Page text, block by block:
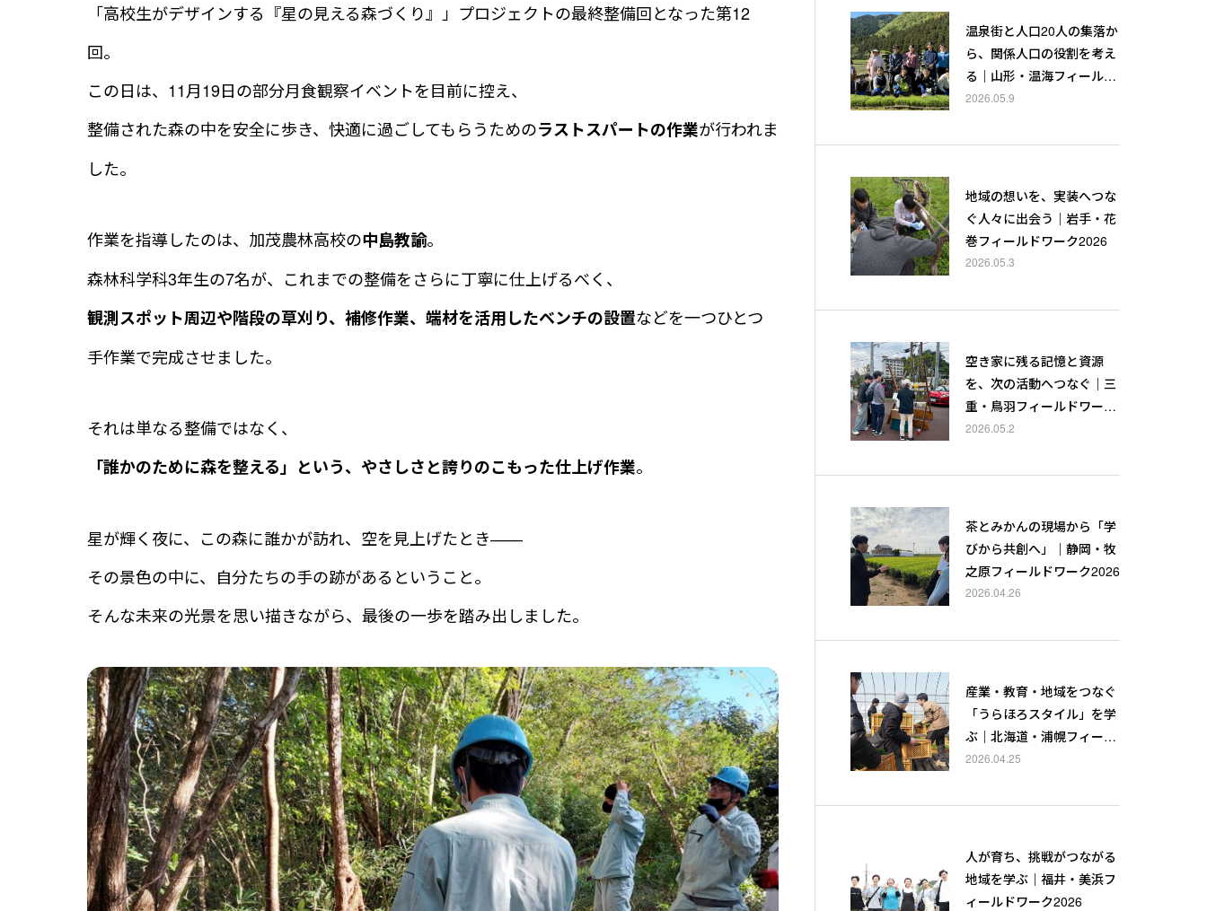
「高校生がデザインする『星の見える森づくり』」プロジェクトの最終整備回となった第12
回。
この日は、11月19日の部分月食観察イベントを目前に控え、
整備された森の中を安全に歩き、快適に過ごしてもらうためのラストスパートの作業が行われま
した。
作業を指導したのは、加茂農林高校の中島教諭。
森林科学科3年生の7名が、これまでの整備をさらに丁寧に仕上げるべく、
観測スポット周辺や階段の草刈り、補修作業、端材を活用したベンチの設置などを一つひとつ
手作業で完成させました。
それは単なる整備ではなく、
「誰かのために森を整える」という、やさしさと誇りのこもった仕上げ作業。
星が輝く夜に、この森に誰かが訪れ、空を見上げたとき――
その景色の中に、自分たちの手の跡があるということ。
そんな未来の光景を思い描きながら、最後の一歩を踏み出しました。
温泉街と人口20人の集落か
ら、関係人口の役割を考え
る｜山形・温海フィールド
ワーク2026
2026.05.9
地域の想いを、実装へつな
ぐ人々に出会う｜岩手・花
巻フィールドワーク2026
2026.05.3
空き家に残る記憶と資源
を、次の活動へつなぐ｜三
重・鳥羽フィールドワーク
2026
2026.05.2
茶とみかんの現場から「学
びから共創へ」｜静岡・牧
之原フィールドワーク2026
2026.04.26
産業・教育・地域をつなぐ
「うらほろスタイル」を学
ぶ｜北海道・浦幌フィール
ドワーク2026
2026.04.25
人が育ち、挑戦がつながる
地域を学ぶ｜福井・美浜フ
ィールドワーク2026